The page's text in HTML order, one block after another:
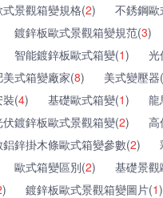
景觀箱變規格(2)
不銹鋼
鍍鋅板歐式景觀箱變規范(3)
智能鍍鋅板歐式箱變(1)
光
美式箱變廠家(8) 美式變壓器(
(4) 基礎歐式箱變(1)
龍
伏鍍鋅板歐式景觀箱變(2)
高
鋁鋅掛木條歐式箱變參數(2)
歐式箱變區別(2) 基礎景
) 鍍鋅板歐式景觀箱變圖片(1)